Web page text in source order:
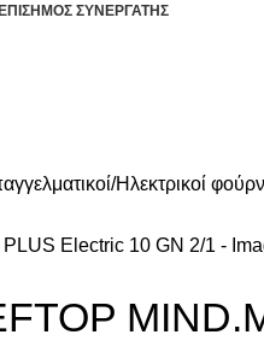
ΣΥΝΕΡΓΑΤΗΣ
Ηλεκτρικοί